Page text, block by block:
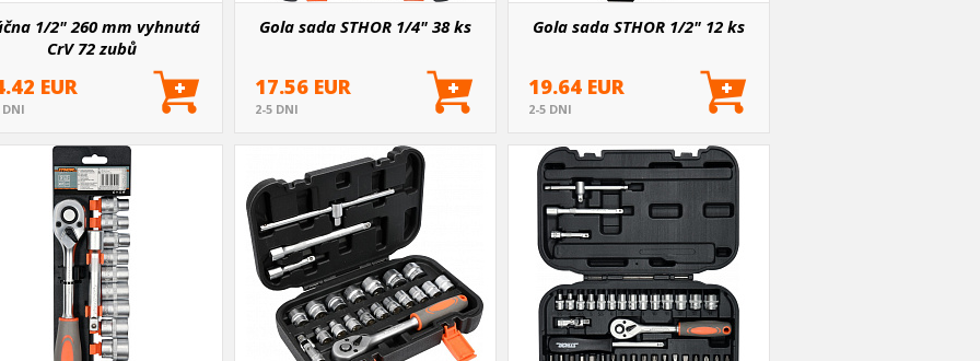
1/2" 260 mm vyhnutá
CrV 72 zubů
EUR
DNI
Gola sada STHOR 1/4" 38 ks
17.56 EUR
2-5 DNI
Gola sada STHOR 1/2" 12 ks
19.64 EUR
2-5 DNI